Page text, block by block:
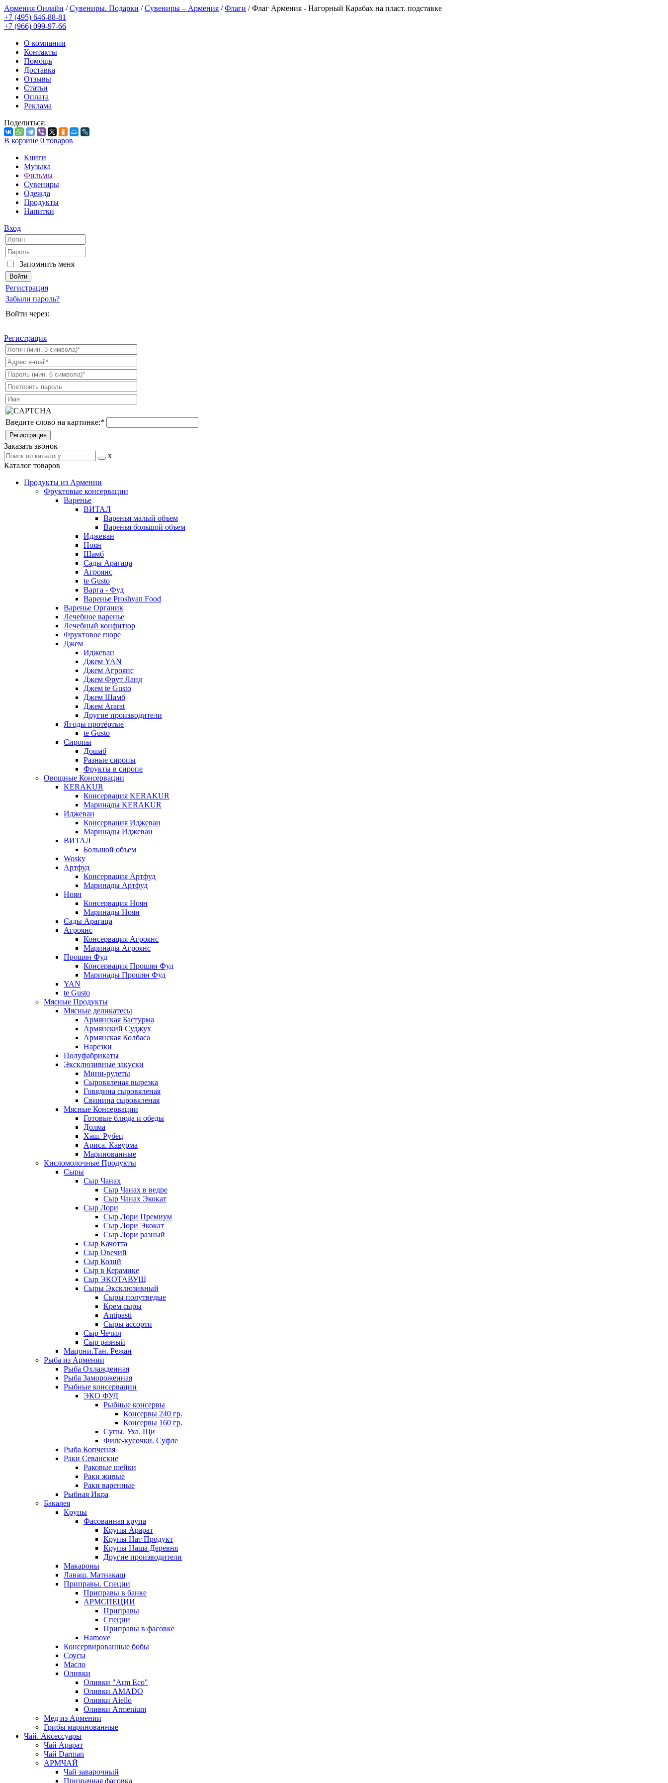
Армения Онлайн /Сувениры. Подарки /Сувениры – Армения /Флаги /Флаг Армения - Нагорный Карабах на пласт. подставке
+7 (495) 646-88-81
+7 (966) 099-97-66
О компании
Контакты
Помощь
Доставка
Отзывы
Статьи
Оплата
Реклама
Поделиться:
В корзине 0 товаров
Книги
Музыка
Фильмы
Сувениры
Одежда
Продукты
Напитки
Вход
Запомнить меня
Регистрация
Забыли пароль?
Войти через:
Регистрация
Введите слово на картинке:*
Заказать звонок
x
Каталог товаров
Продукты из Армении
Фруктовые консервации
Варенье
ВИТАЛ
Варенья малый объем
Варенья большой объем
Иджеван
Ноян
Шамб
Сады Арагаца
Агроянс
te Gusto
Варга - Фуд
Варенье Proshyan Food
Варенье Органик
Лечебное варенье
Лечебный конфитюр
Фруктовое пюре
Джем
Иджеван
Джем YAN
Джем Агроянс
Джем Фрут Ланд
Джем te Gusto
Джем Шамб
Джем Ararat
Другие производители
Ягоды протёртые
te Gusto
Сиропы
Дошаб
Разные сиропы
Фрукты в сиропе
Овощные Консервации
KERAKUR
Консервация KERAKUR
Маринады KERAKUR
Иджеван
Консервация Иджеван
Маринады Иджеван
ВИТАЛ
Большой объем
Wosky
Артфуд
Консервация Артфуд
Маринады Артфуд
Ноян
Консервация Ноян
Маринады Ноян
Сады Арагаца
Агроянс
Консервация Агроянс
Маринады Агроянс
Прошян Фуд
Консервация Прошян Фуд
Маринады Прошян Фуд
YAN
te Gusto
Мясные Продукты
Мясные деликатесы
Армянская Бастурма
Армянский Суджух
Армянская Колбаса
Нарезки
Полуфабрикаты
Эксклюзивные закуски
Мини-рулеты
Сыровяленая вырезка
Говядина сыровяленая
Свинина сыровяленая
Мясные Консервации
Готовые блюда и обеды
Долма
Хаш. Рубец
Ариса. Кавурма
Маринованные
Кисломолочные Продукты
Сыры
Сыр Чанах
Сыр Чанах в ведре
Сыр Чанах Экокат
Сыр Лори
Сыр Лори Премиум
Сыр Лори Экокат
Сыр Лори разный
Сыр Качотта
Сыр Овечий
Сыр Козий
Сыр в Керамике
Сыр ЭКОТАВУШ
Сыры Эксклюзивный
Сыры полутведые
Крем сыры
Antipasti
Сыры ассорти
Сыр Чечил
Сыр разный
Мацони.Тан. Режан
Рыба из Армении
Рыба Охлажденная
Рыба Замороженная
Рыбные консервации
ЭКО ФУД
Рыбные консервы
Консервы 240 гр.
Консервы 160 гр.
Супы. Уха. Щи
Филе-кусочки. Суфле
Рыба Копченая
Раки Севанские
Раковые шейки
Раки живые
Раки варенные
Рыбная Икра
Бакалея
Крупы
Фасованная крупа
Крупы Арарат
Крупы Нат Продукт
Крупы Наша Деревня
Другие производители
Макароны
Лаваш. Матнакаш
Приправы. Специи
Приправы в банке
АРМСПЕЦИИ
Приправы
Специи
Приправы в фасовке
Hamove
Консервированные бобы
Соусы
Масло
Оливки
Оливки "Arm Eco"
Оливки AMADO
Оливки Aiello
Оливки Armenium
Мед из Армении
Грибы маринованные
Чай. Аксессуары
Чай Арарат
Чай Darman
АРМЧАЙ
Чай заварочный
Прозрачная фасовка